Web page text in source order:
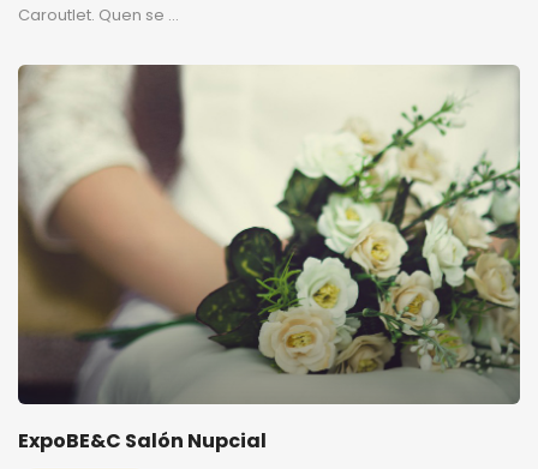
Caroutlet. Quen se ...
ExpoBE&C Salón Nupcial